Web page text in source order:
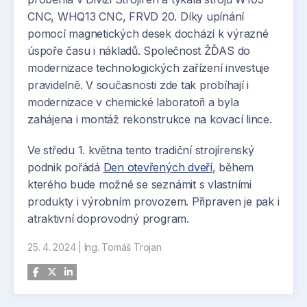
Tato akce, jejíž součástí budou komentované
prohlídky nové linky, živé demonstrace a
prezentace zdůrazňující úsilí společnosti NSK
Europe v oblasti inovací a zvyšování kvality,
představuje významný milník na cestě
společnosti k excelentní výrobě.
CNC, WHQ13 CNC, FRVD 20. Díky upínání
pomocí magnetických desek dochází k výrazné
úspoře času i nákladů. Společnost ŽĎAS do
modernizace technologických zařízení investuje
pravidelně. V současnosti zde tak probíhají i
modernizace v chemické laboratoři a byla
zahájena i montáž rekonstrukce na kovací lince.
Ve středu 1. května tento tradiční strojírenský
podnik pořádá Den otevřených dveří, během
kterého bude možné se seznámit s vlastními
produkty i výrobním provozem. Připraven je pak i
atraktivní doprovodný program.
25. 4. 2024| Ing. Tomáš Trojan